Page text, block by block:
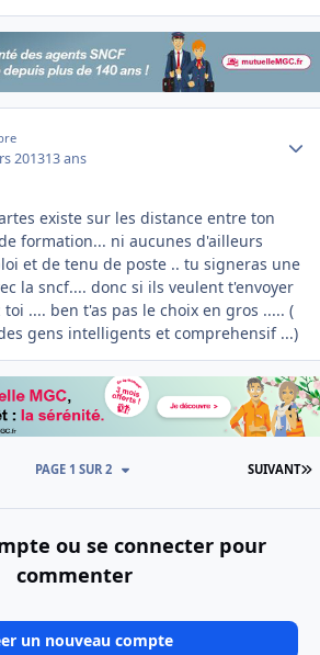
201313 ans
existe sur les distance entre ton
formation... ni aucunes d'ailleurs
et de tenu de poste .. tu signeras une
la sncf.... donc si ils veulent t'envoyer
.... ben t'as pas le choix en gros ..... (
gens intelligents et comprehensif ...)
SUIVANT
PAGE 1 SUR 2
ou se connecter pour
commenter
un nouveau compte